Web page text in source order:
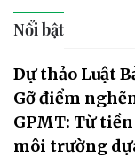
Nổi bật
Dự thảo Luật
Gỡ điểm
GPMT: Từ
môi trường